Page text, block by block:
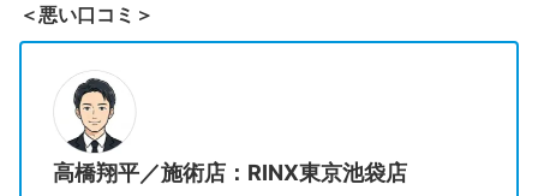
＜悪い口コミ＞
高橋翔平／施術店：RINX東京池袋店